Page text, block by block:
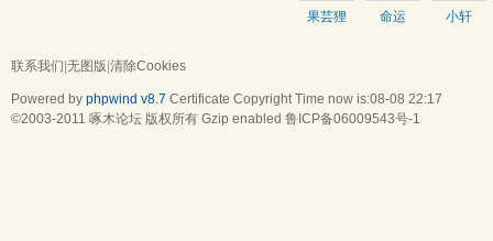
果芸狸
命运
小轩
联系我们 无图版 清除Cookies
Powered by phpwind v8.7 Certificate Copyright Time now is:08-08 22:17
©2003-2011 啄木论坛 版权所有 Gzip enabled 鲁ICP备06009543号-1